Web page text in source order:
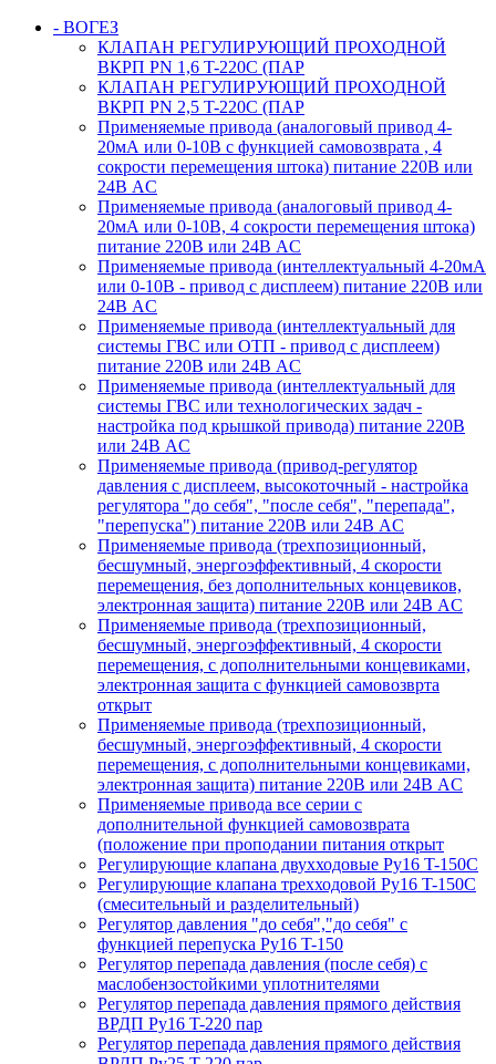
- ВОГЕЗ
КЛАПАН РЕГУЛИРУЮЩИЙ ПРОХОДНОЙ
ВКРП PN 1,6 T-220C (ПАР
КЛАПАН РЕГУЛИРУЮЩИЙ ПРОХОДНОЙ
ВКРП PN 2,5 T-220C (ПАР
Применяемые привода (аналоговый привод 4-
20мА или 0-10В с функцией самовозврата , 4
сокрости перемещения штока) питание 220В или
24В AC
Применяемые привода (аналоговый привод 4-
20мА или 0-10В, 4 сокрости перемещения штока)
питание 220В или 24В AC
Применяемые привода (интеллектуальный 4-20мА
или 0-10В - привод с дисплеем) питание 220В или
24В AC
Применяемые привода (интеллектуальный для
системы ГВС или ОТП - привод с дисплеем)
питание 220В или 24В AC
Применяемые привода (интеллектуальный для
системы ГВС или технологических задач -
настройка под крышкой привода) питание 220В
или 24В AC
Применяемые привода (привод-регулятор
давления с дисплеем, высокоточный - настройка
регулятора "до себя", "после себя", "перепада",
"перепуска") питание 220В или 24В AC
Применяемые привода (трехпозиционный,
бесшумный, энергоэффективный, 4 скорости
перемещения, без дополнительных концевиков,
электронная защита) питание 220В или 24В AC
Применяемые привода (трехпозиционный,
бесшумный, энергоэффективный, 4 скорости
перемещения, с дополнительными концевиками,
электронная защита с функцией самовозврта
открыт
Применяемые привода (трехпозиционный,
бесшумный, энергоэффективный, 4 скорости
перемещения, с дополнительными концевиками,
электронная защита) питание 220В или 24В AC
Применяемые привода все серии с
дополнительной функцией самовозврата
(положение при проподании питания открыт
Регулирующие клапана двухходовые Ру16 T-150С
Регулирующие клапана трехходовой Ру16 T-150С
(смесительный и разделительный)
Регулятор давления "до себя","до себя" с
функцией перепуска Ру16 T-150
Регулятор перепада давления (после себя) c
маслобензостойкими уплотнителями
Регулятор перепада давления прямого действия
ВРДП Ру16 T-220 пар
Регулятор перепада давления прямого действия